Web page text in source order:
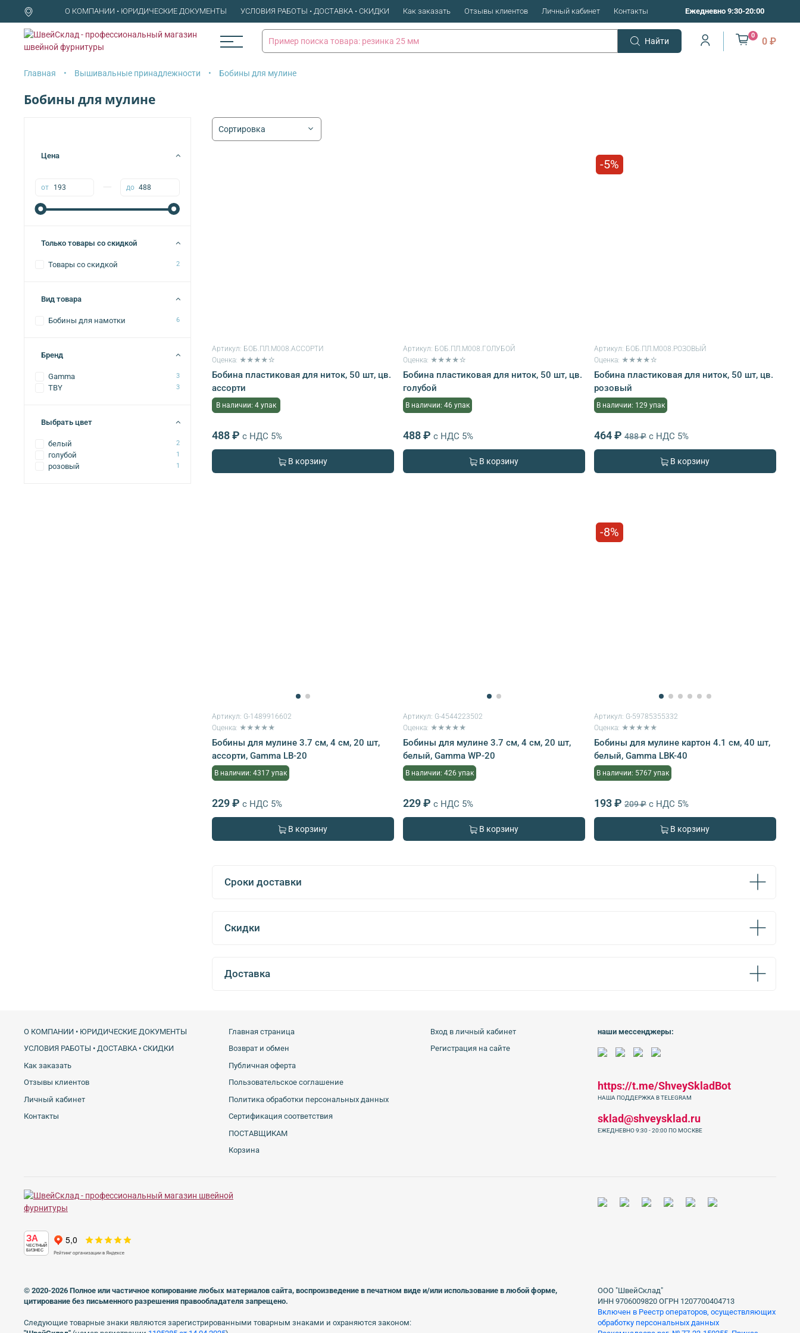
О КОМПАНИИ • ЮРИДИЧЕСКИЕ ДОКУМЕНТЫ УСЛОВИЯ РАБОТЫ • ДОСТАВКА • СКИДКИ Как заказать Отзывы клиентов Личный кабинет Контакты Ежедневно 9:30-20:00
Найти
0
0 ₽
Главная Вышивальные принадлежности Бобины для мулине
Бобины для мулине
Артикул: БОБ.ПЛ.М008.АССОРТИ
Оценка: ★★★★☆
Бобина пластиковая для ниток, 50 шт, цв.
ассорти
В наличии: 4 упак
488 ₽ с НДС 5%
В корзину
Артикул: БОБ.ПЛ.М008.ГОЛУБОЙ
Оценка: ★★★★☆
Бобина пластиковая для ниток, 50 шт, цв.
голубой
В наличии: 46 упак
488 ₽ с НДС 5%
В корзину
-5%
Артикул: БОБ.ПЛ.М008.РОЗОВЫЙ
Оценка: ★★★★☆
Бобина пластиковая для ниток, 50 шт, цв.
розовый
В наличии: 129 упак
464 ₽ 488 ₽ с НДС 5%
В корзину
Артикул: G-1489916602
Оценка: ★★★★★
Бобины для мулине 3.7 см, 4 см, 20 шт,
ассорти, Gamma LB-20
В наличии: 4317 упак
229 ₽ с НДС 5%
В корзину
Артикул: G-4544223502
Оценка: ★★★★★
Бобины для мулине 3.7 см, 4 см, 20 шт,
белый, Gamma WP-20
В наличии: 426 упак
229 ₽ с НДС 5%
В корзину
-8%
Артикул: G-59785355332
Оценка: ★★★★★
Бобины для мулине картон 4.1 см, 40 шт,
белый, Gamma LBK-40
В наличии: 5767 упак
193 ₽ 209 ₽ с НДС 5%
В корзину
Сроки доставки
Скидки
Доставка
Цена
от до
Только товары со скидкой
Товары со скидкой 2
Вид товара
Бобины для намотки 6
Бренд
Gamma 3
TBY 3
Выбрать цвет
белый 2
голубой 1
розовый 1
О КОМПАНИИ • ЮРИДИЧЕСКИЕ ДОКУМЕНТЫ
УСЛОВИЯ РАБОТЫ • ДОСТАВКА • СКИДКИ
Как заказать
Отзывы клиентов
Личный кабинет
Контакты
Главная страница
Возврат и обмен
Публичная оферта
Пользовательское соглашение
Политика обработки персональных данных
Сертификация соответствия
ПОСТАВЩИКАМ
Корзина
Вход в личный кабинет
Регистрация на сайте
наши мессенджеры:
https://t.me/ShveySkladBot
НАША ПОДДЕРЖКА В TELEGRAM
sklad@shveysklad.ru
ЕЖЕДНЕВНО 9:30 - 20:00 ПО МОСКВЕ
ЗА
ЧЕСТНЫЙ
БИЗНЕС
© 2020-2026 Полное или частичное копирование любых материалов сайта, воспроизведение в печатном виде и/или использование в любой форме,
цитирование без письменного разрешения правообладателя запрещено.
Следующие товарные знаки являются зарегистрированными товарным знаками и охраняются законом:
ООО "ШвейСклад"
ИНН 9706009820 ОГРН 1207700404713
Включен в Реестр операторов, осуществляющих
обработку персональных данных